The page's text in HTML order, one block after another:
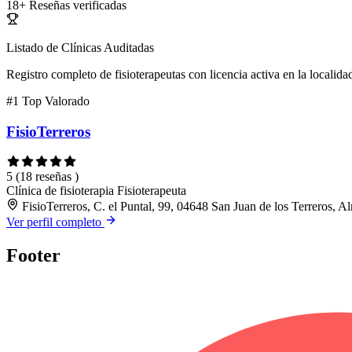
18+ Reseñas verificadas
Listado de Clínicas Auditadas
Registro completo de fisioterapeutas con licencia activa en la
#1 Top Valorado
FisioTerreros
5 (18 reseñas )
Clínica de fisioterapia Fisioterapeuta
FisioTerreros, C. el Puntal, 99, 04648 San Juan de los Terreros,
Ver perfil completo
Footer